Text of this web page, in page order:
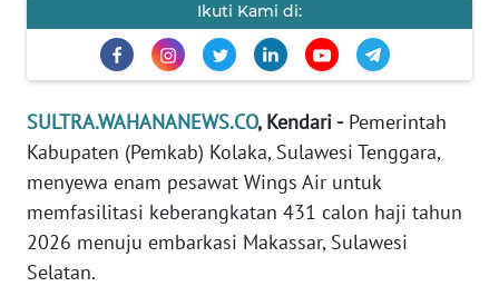
Ikuti Kami di:
SULTRA.WAHANANEWS.CO, Kendari -Pemerintah
Kabupaten (Pemkab) Kolaka, Sulawesi Tenggara,
menyewa enam pesawat Wings Air untuk
memfasilitasi keberangkatan 431 calon haji tahun
2026 menuju embarkasi Makassar, Sulawesi
Selatan.
PEDOMAN
MEDIA
SIBER
REDAKSI
DISCLAIMER